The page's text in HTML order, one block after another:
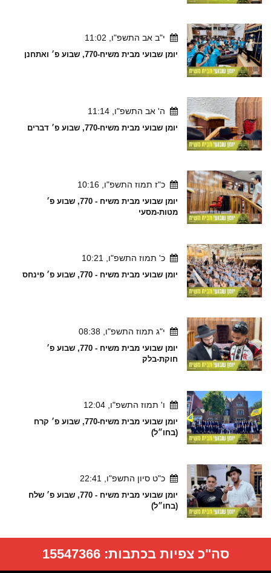
י"ב אב התשפ"ו, 11:02
יומן שבועי מבית משיח-770, שבוע פ׳ ואתחנן
ה' אב התשפ"ו, 11:14
יומן שבועי מבית משיח-770, שבוע פ׳ דברים
כ"ז תמוז התשפ"ו, 10:16
יומן שבועי מבית משיח - 770, שבוע פ׳
מטות-מסעי
כ' תמוז התשפ"ו, 10:21
יומן שבועי מבית משיח - 770, שבוע פ׳ פינחס
י"ג תמוז התשפ"ו, 08:38
יומן שבועי מבית משיח - 770, שבוע פ׳
חוקת-בלק
ו' תמוז התשפ"ו, 12:04
יומן שבועי מבית משיח-770, שבוע פ׳ קרח
(בחו״ל)
כ"ט סיון התשפ"ו, 22:41
יומן שבועי מבית משיח - 770, שבוע פ׳ שלח
(בחו״ל)
סה"כ צפיות בכתבות:15547366